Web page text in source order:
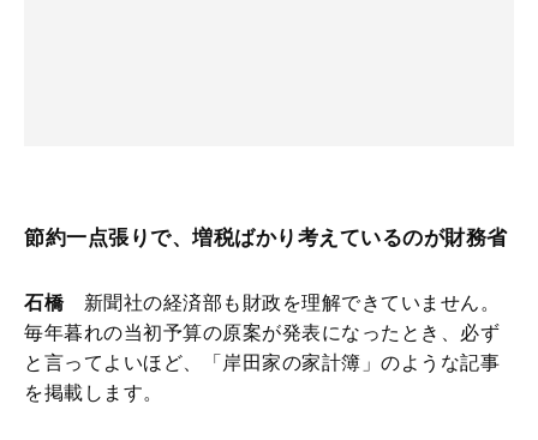
節約一点張りで、増税ばかり考えているのが財務省
石橋新聞社の経済部も財政を理解できていません。
毎年暮れの当初予算の原案が発表になったとき、必ず
と言ってよいほど、「岸田家の家計簿」のような記事
を掲載します。